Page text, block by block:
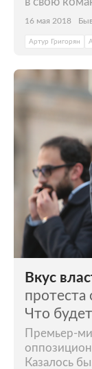
16 мая 2018
Артур Григорян
Вкус
Что
Премьер-
Казалось